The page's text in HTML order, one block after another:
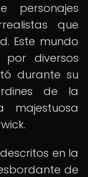
personajes
que
Este mundo
diversos
durante su
de la
en la
de